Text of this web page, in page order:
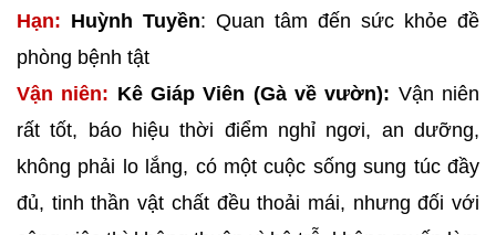
Hạn: Huỳnh Tuyền: Quan tâm đến sức khỏe đề
phòng bệnh tật
Vận niên: Kê Giáp Viên (Gà về vườn): Vận niên
rất tốt, báo hiệu thời điểm nghỉ ngơi, an dưỡng,
không phải lo lắng, có một cuộc sống sung túc đầy
đủ, tinh thần vật chất đều thoải mái, nhưng đối với